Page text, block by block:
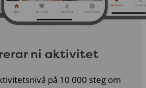
ni aktivitet
på 10 000 steg om